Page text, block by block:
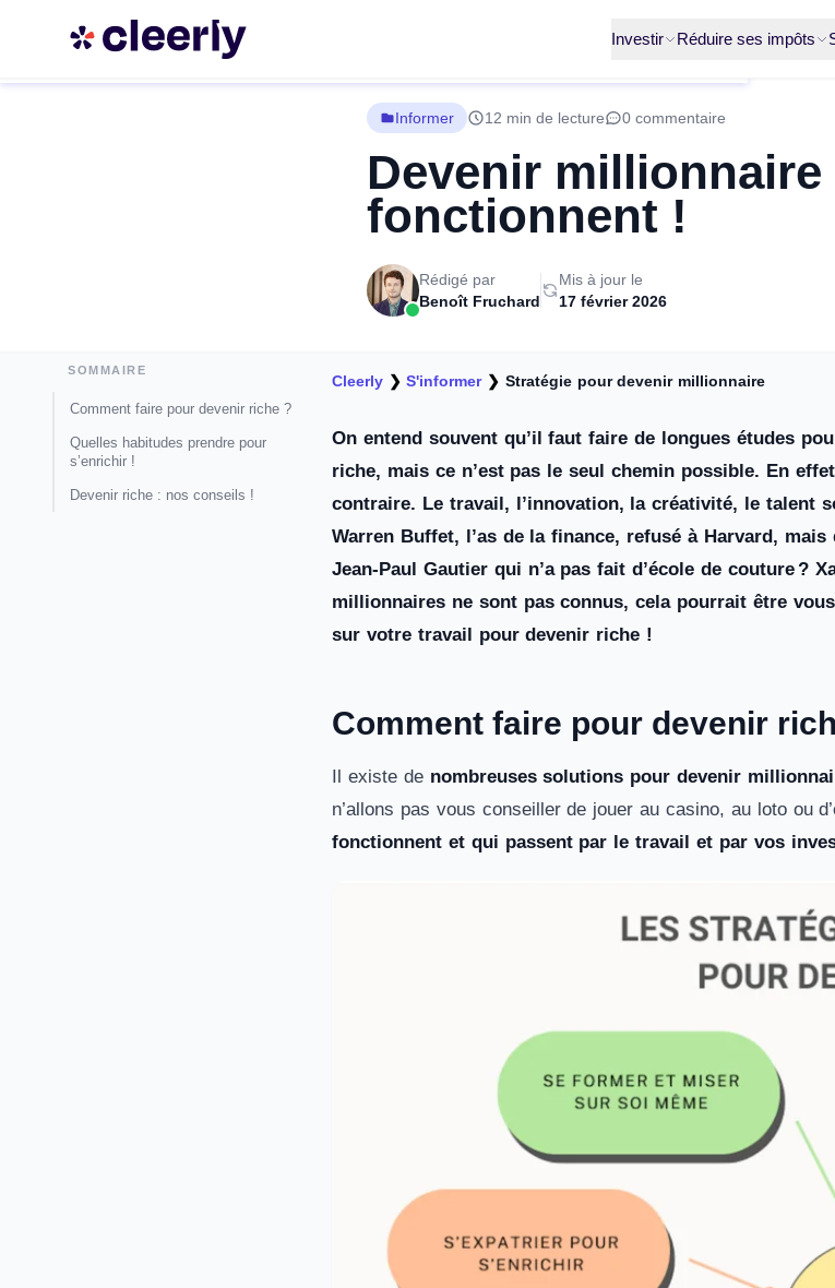
Investir Réduire ses impôts
Informer 12 min de lecture 0 commentaire
Devenir
fonctionnent !
Rédigé par
Benoît Fruchard
Mis à jour le
17 février 2026
SOMMAIRE
Comment faire pour devenir riche ?
Quelles habitudes prendre pour
s’enrichir !
Devenir riche : nos conseils !
Cleerly ❯S'informer❯ Stratégie pour devenir millionnaire
On entend souvent qu’il faut faire de longues études
riche, mais ce n’est pas le seul chemin possible. En
contraire. Le travail, l’innovation, la créativité, le talent
Warren Buffet, l’as de la finance, refusé à Harvard,
Jean-Paul Gautier qui n’a pas fait d’école de couture ?
millionnaires ne sont pas connus, cela pourrait être
sur votre travail pour devenir riche !
Comment faire pour devenir
Il existe de nombreuses solutions pour devenir
n’allons pas vous conseiller de jouer au casino, au loto ou
fonctionnent et qui passent par le travail et par vos